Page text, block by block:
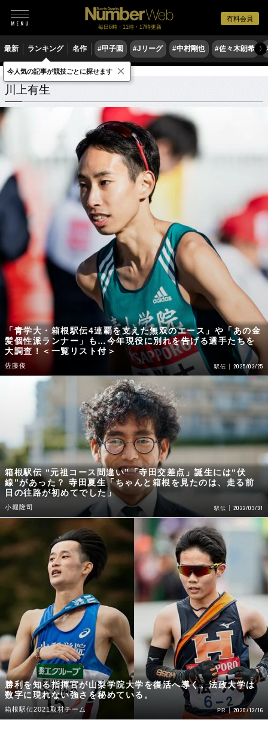
有料会員
毎日6時・11時・17時更新
最新 ランキング 名作 #甲子園 #Jリーグ #中村剛也 #佐々木朗希 〉
川上有生 関連記事
川上有生
「青学大・箱根駅伝4連覇を支えた無双のエース」や「あの金
髪個性派ランナー」も…今年現役に別れを告げる選手たちを
大調査！＜一覧リスト付＞
佐藤俊 駅伝 2025/03/25
箱根駅伝 “元祖コース間違い”「寺田交差点」誕生には“伏
線”があった？ 寺田夏生「ちゃんと箱根を見たのは、走る前
日の往路が初めてでした」
小堀隆司 駅伝 2022/03/31
勝利を知る指揮官が山梨学院大学を復活へ導く。法政大学は
数字に現れない強さを秘めている。
箱根駅伝2021取材チーム PR 2020/12/16
今人気の記事が競技ごとに探せます ×